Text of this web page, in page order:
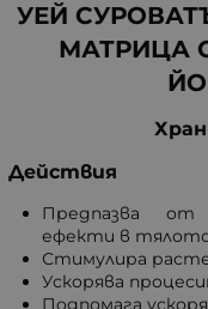
УЕЙ
МАТРИЦА
Действия
Предпазва от
ефекти в
Стимулира
Ускорява
Подпомага